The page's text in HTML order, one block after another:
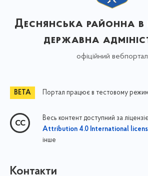
Деснянська районна в
державна
офіційний вебпортал
Портал працює в тестовому
Весь контент доступний за
Attribution 4.0 International
інше
Контакти